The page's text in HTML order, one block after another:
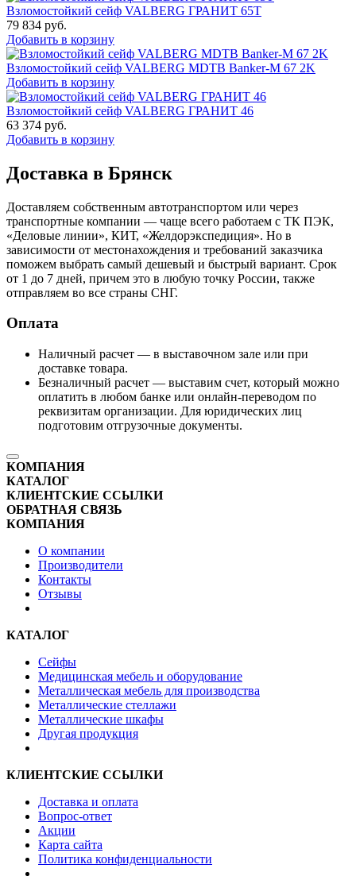
Взломостойкий сейф VALBERG ГРАНИТ 65Т
79 834 руб.
Добавить в корзину
Взломостойкий сейф VALBERG MDTB Banker-M 67 2K
Добавить в корзину
Взломостойкий сейф VALBERG ГРАНИТ 46
63 374 руб.
Добавить в корзину
Доставка в Брянск
Доставляем собственным автотранспортом или через
транспортные компании — чаще всего работаем с ТК ПЭК,
«Деловые линии», КИТ, «Желдорэкспедиция». Но в
зависимости от местонахождения и требований заказчика
поможем выбрать самый дешевый и быстрый вариант. Срок
от 1 до 7 дней, причем это в любую точку России, также
отправляем во все страны СНГ.
Оплата
Наличный расчет — в выставочном зале или при
доставке товара.
Безналичный расчет — выставим счет, который можно
оплатить в любом банке или онлайн-переводом по
реквизитам организации. Для юридических лиц
подготовим отгрузочные документы.
КОМПАНИЯ
КАТАЛОГ
КЛИЕНТСКИЕ ССЫЛКИ
ОБРАТНАЯ СВЯЗЬ
КОМПАНИЯ
О компании
Производители
Контакты
Отзывы
КАТАЛОГ
Сейфы
Медицинская мебель и оборудование
Металлическая мебель для производства
Металлические стеллажи
Металлические шкафы
Другая продукция
КЛИЕНТСКИЕ ССЫЛКИ
Доставка и оплата
Вопрос-ответ
Акции
Карта сайта
Политика конфиденциальности